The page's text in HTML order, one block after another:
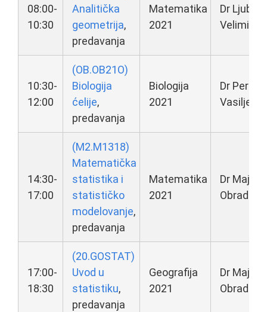
08:00-
10:30
Analitička
geometrija,
predavanja
Matematika
2021
Dr Ljubica
10:30-
12:00
(OB.OB21O)
Biologija
ćelije,
predavanja
Biologija
2021
Dr Perica
Vasiljević
14:30-
17:00
(M2.M1318)
Matematička
statistika i
statističko
modelovanje,
predavanja
Matematika
2021
Dr Maja
17:00-
18:30
(20.GOSTAT)
Uvod u
statistiku,
predavanja
Geografija
2021
Dr Maja